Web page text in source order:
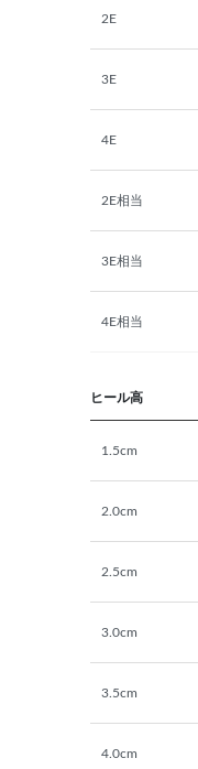
2E
3E
4E
2E相当
3E相当
4E相当
ヒール高
1.5cm
2.0cm
2.5cm
3.0cm
3.5cm
4.0cm